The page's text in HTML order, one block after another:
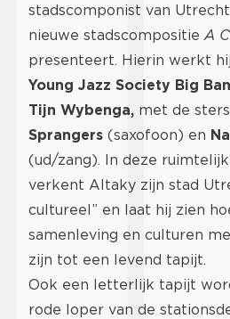
stadscomponist van Utrecht
nieuwe stadscompositieA
presenteert. Hierin werkt
Young Jazz Society Big
Tijn Wybenga, met de
Sprangers (saxofoon) en
(ud/zang). In deze
verkent Altaky zijn stad
cultureel” en laat hij zien
samenleving en culturen
zijn tot een levend tapijt.
Ook een letterlijk tapijt
rode loper van de